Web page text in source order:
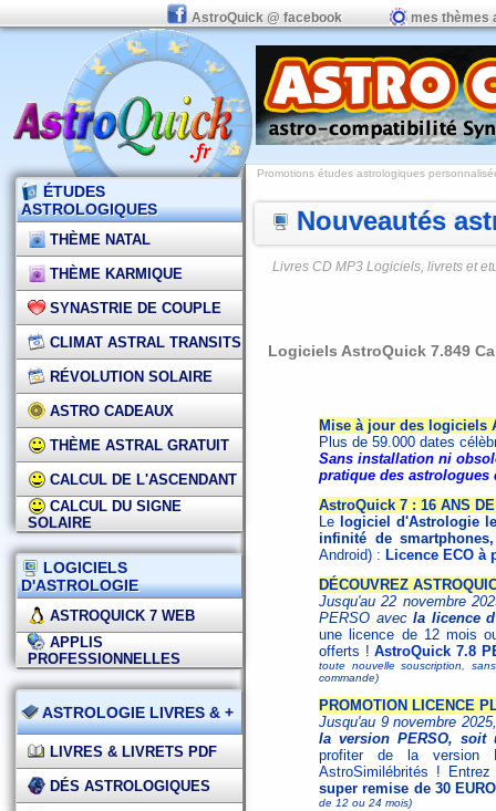
AstroQuick @ facebook mes thèmes
ÉTUDES
ASTROLOGIQUES
THÈME NATAL
THÈME KARMIQUE
SYNASTRIE DE COUPLE
CLIMAT ASTRAL TRANSITS
RÉVOLUTION SOLAIRE
ASTRO CADEAUX
THÈME ASTRAL GRATUIT
CALCUL DE L'ASCENDANT
CALCUL DU SIGNE
SOLAIRE
LOGICIELS
D'ASTROLOGIE
ASTROQUICK 7 WEB
APPLIS
PROFESSIONNELLES
ASTROLOGIE LIVRES & +
LIVRES & LIVRETS PDF
DÉS ASTROLOGIQUES
Promotions études astrologiques
Nouveautés
Livres CD MP3 Logiciels, livrets et
Logiciels AstroQuick 7.849
Mise à jour des logiciels
Plus de 59.000 dates
Sans installation ni
pratique des astrologues
AstroQuick 7 : 16 ANS
Le logiciel d'Astrologie
infinité de
Android) : Licence ECO à
DÉCOUVREZ
Jusqu'au 22 novembre
PERSO avec la licence
une licence de 12 mois
offerts !AstroQuick 7.8
toute nouvelle souscription,
commande)
PROMOTION LICENCE
Jusqu'au 9 novembre
la version PERSO, soit
profiter de la version
AstroSimilébrités !
super remise de 30
de 12 ou 24 mois)